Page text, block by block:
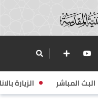
البث المباشر الزيارة